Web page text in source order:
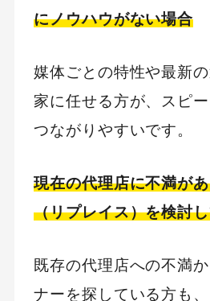
にノウハウがない場合
媒体ごとの特性や最新
家に任せる方が、スピ
つながりやすいです。
現在の代理店に不満が
（リプレイス）を検討
既存の代理店への不満
ナーを探している方も